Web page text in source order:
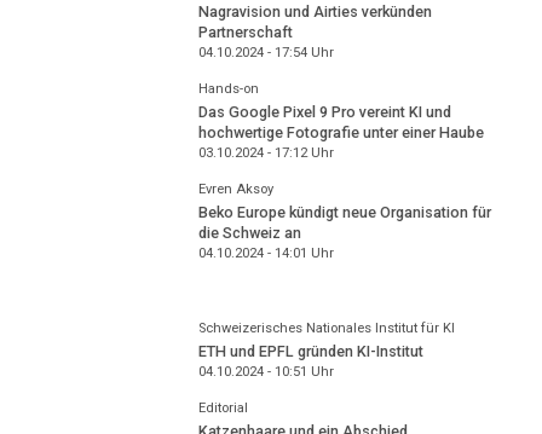
Nagravision und Airties verkünden
Partnerschaft
04.10.2024 - 17:54Uhr
Hands-on
Das Google Pixel 9 Pro vereint KI und
hochwertige Fotografie unter einer Haube
03.10.2024 - 17:12Uhr
Evren Aksoy
Beko Europe kündigt neue Organisation für
die Schweiz an
04.10.2024 - 14:01 Uhr
Schweizerisches Nationales Institut für KI
ETH und EPFL gründen KI-Institut
04.10.2024 - 10:51 Uhr
Editorial